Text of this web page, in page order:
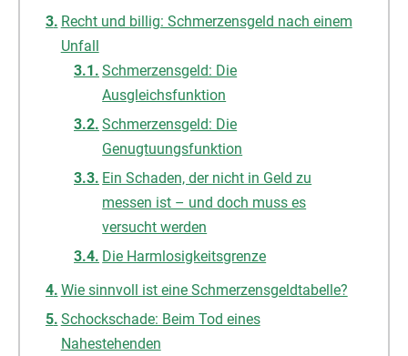
Recht und billig: Schmerzensgeld nach einem
Unfall
Schmerzensgeld: Die
Ausgleichsfunktion
Schmerzensgeld: Die
Genugtuungsfunktion
Ein Schaden, der nicht in Geld zu
messen ist – und doch muss es
versucht werden
Die Harmlosigkeitsgrenze
Wie sinnvoll ist eine Schmerzensgeldtabelle?
Schockschade: Beim Tod eines
Nahestehenden